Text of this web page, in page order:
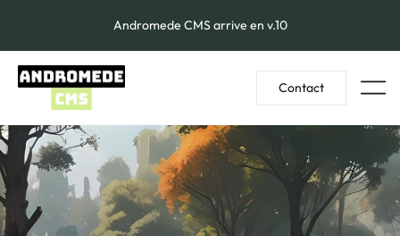
Andromede CMS arrive en v.10
Contact